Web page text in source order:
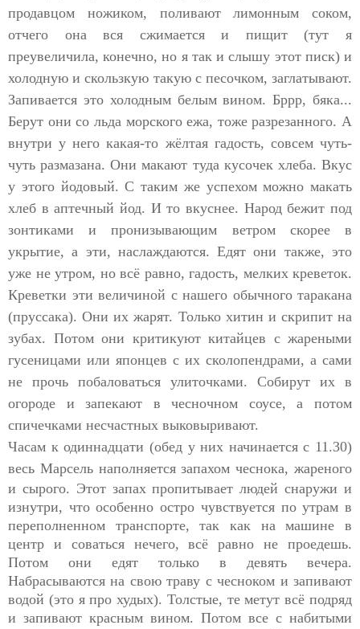
продавцом ножиком, поливают лимонным соком,
отчего она вся сжимается и пищит (тут я
преувеличила, конечно, но я так и слышу этот писк) и
холодную и скользкую такую с песочком, заглатывают.
Запивается это холодным белым вином. Бррр, бяка...
Берут они со льда морского ежа, тоже разрезанного. А
внутри у него какая-то жёлтая гадость, совсем чуть-
чуть размазана. Они макают туда кусочек хлеба. Вкус
у этого йодовый. С таким же успехом можно макать
хлеб в аптечный йод. И то вкуснее. Народ бежит под
зонтиками и пронизывающим ветром скорее в
укрытие, а эти, наслаждаются. Едят они также, это
уже не утром, но всё равно, гадость, мелких креветок.
Креветки эти величиной с нашего обычного таракана
(пруссака). Они их жарят. Только хитин и скрипит на
зубах. Потом они критикуют китайцев с жареными
гусеницами или японцев с их сколопендрами, а сами
не прочь побаловаться улиточками. Собирут их в
огороде и запекают в чесночном соусе, а потом
спичечками несчастных выковыривают.
Часам к одиннадцати (обед у них начинается с 11.30)
весь Марсель наполняется запахом чеснока, жареного
и сырого. Этот запах пропитывает людей снаружи и
изнутри, что особенно остро чувствуется по утрам в
переполненном транспорте, так как на машине в
центр и соваться нечего, всё равно не проедешь.
Потом они едят только в девять вечера.
Набрасываются на свою траву с чесноком и запивают
водой (это я про худых). Толстые, те метут всё подряд
и запивают красным вином. Потом все с набитыми